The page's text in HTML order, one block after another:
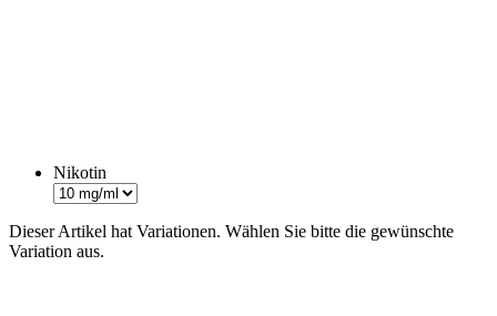
Nikotin
Dieser Artikel hat Variationen. Wählen Sie bitte die gewünschte
Variation aus.